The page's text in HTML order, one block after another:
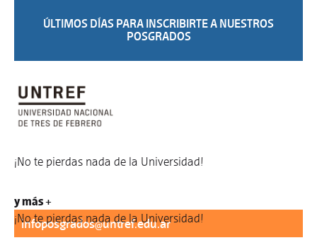
ÚLTIMOS DÍAS PARA INSCRIBIRTE A NUESTROS
POSGRADOS
¡No te pierdas nada de la Universidad!
y más +
¡No te pierdas nada de la Universidad!
Para informes:
infoposgrados@untref.edu.ar